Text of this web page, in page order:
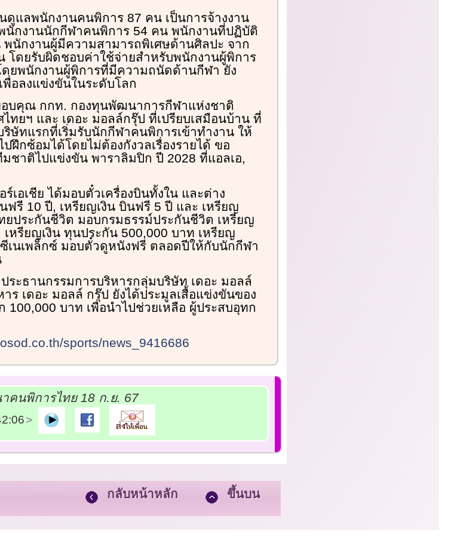
ดูแลพนักงานคนพิการ 87 คน เป็นการจ้างงาน
นักงานนักกีฬาคนพิการ 54 คน พนักงานที่ปฏิบัติ
นักงานผู้มีความสามารถพิเศษด้านศิลปะ จาก
โดยรับผิดชอบค่าใช้จ่ายสำหรับพนักงานผู้พิการ
ยพนักงานผู้พิการที่มีความถนัดด้านกีฬา ยัง
อลงแข่งขันในระดับโลก
อบคุณ กกท. กองทุนพัฒนาการกีฬาแห่งชาติ
ทยฯ และ เดอะ มอลล์กรุ๊ป ที่เปรียบเสมือนบ้าน ที่
ริษัทแรกที่เริ่มรับนักกีฬาคนพิการเข้าทำงาน ให้
ฝึกซ้อมได้โดยไม่ต้องกังวลเรื่องรายได้ ขอ
าติไปแข่งขัน พาราลิมปิก ปี 2028 ที่แอลเอ,
เอเชีย ได้มอบตั๋วเครื่องบินทั้งใน และต่าง
ฟรี 10 ปี, เหรียญเงิน บินฟรี 5 ปี และ เหรียญ
ยประกันชีวิต มอบกรมธรรม์ประกันชีวิต เหรียญ
หรียญเงิน ทุนประกัน 500,000 บาท เหรียญ
ซีเนเพล็กซ์ มอบตั๋วดูหนังฟรี ตลอดปีให้กับนักกีฬา
ะธานกรรมการบริหารกลุ่มบริษัท เดอะ มอลล์
ร เดอะ มอลล์ กรุ๊ป ยังได้ประมูลเสื้อแข่งขันของ
100,000 บาท เพื่อนำไปช่วยเหลือ ผู้ประสบอุทก
sports/news_9416686
คนพิการไทย 18 ก.ย. 67
กลับหน้าหลัก ขึ้นบน